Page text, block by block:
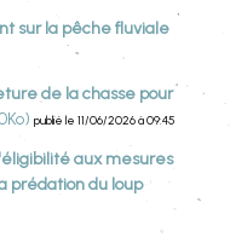
sur la pêche fluviale
de la chasse pour
publié le 11/06/2026 à 09:45
aux mesures
prédation du loup